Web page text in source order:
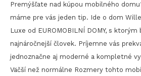
Premýšľate nad kúpou mobilného
máme pre vás jeden tip. Ide o dom
Luxe od EUROMOBILNÍ DOMY, s
najnáročnejší človek. Príjemne vás
jednoznačne aj moderné a kompletné
Väčší než normálne Rozmery tohto